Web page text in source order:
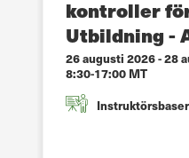
kontroller
Utbildning -
26 augusti 2026-28
8:30-17:00 MT